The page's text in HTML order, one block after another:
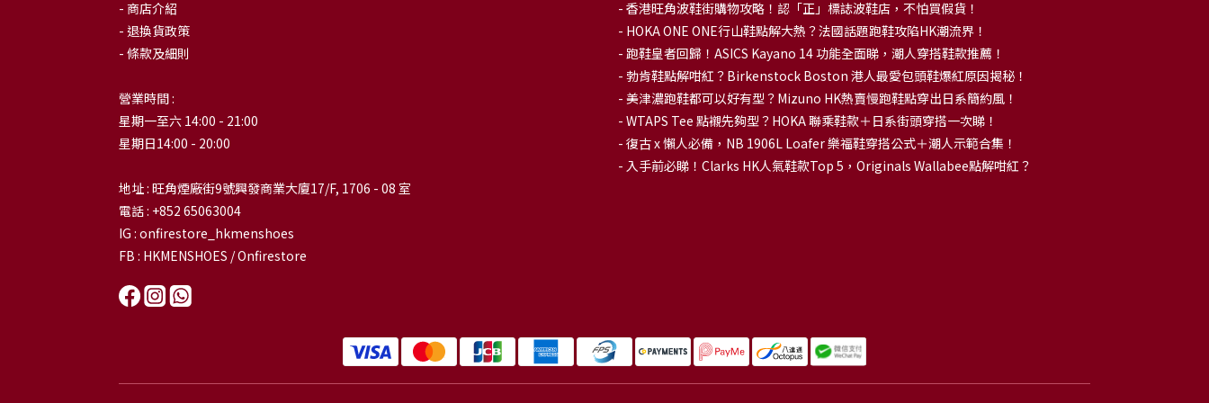
- 商店介紹
- 退換貨政策
- 條款及細則
營業時間 :
星期一至六 14:00 - 21:00
星期日14:00 - 20:00
地址 : 旺角煙廠街9號興發商業大廈17/F, 1706 - 08 室
電話 : +852 65063004
IG : onfirestore_hkmenshoes
FB : HKMENSHOES / Onfirestore
- 香港旺角波鞋街購物攻略！認「正」標誌波鞋店，不怕買假貨！
- HOKA ONE ONE行山鞋點解大熱？法國話題跑鞋攻陷HK潮流界！
- 跑鞋皇者回歸！ASICS Kayano 14 功能全面睇，潮人穿搭鞋款推薦！
- 勃肯鞋點解咁紅？Birkenstock Boston 港人最愛包頭鞋爆紅原因揭秘！
- 美津濃跑鞋都可以好有型？Mizuno HK熱賣慢跑鞋點穿出日系簡約風！
- WTAPS Tee 點襯先夠型？HOKA 聯乘鞋款＋日系街頭穿搭一次睇！
- 復古 x 懶人必備，NB 1906L Loafer 樂福鞋穿搭公式＋潮人示範合集！
- 入手前必睇！Clarks HK人氣鞋款Top 5，Originals Wallabee點解咁紅？